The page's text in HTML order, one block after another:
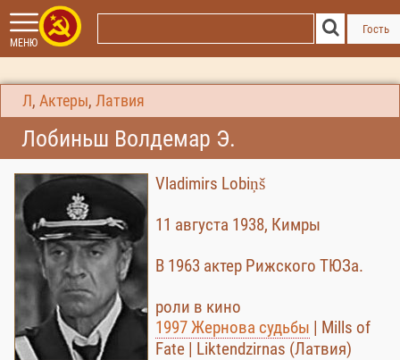
МЕНЮ
Гость
Л , Актеры, Латвия
Лобиньш Волдемар Э.
Vladimirs Lobiņš
11 августа 1938, Кимры
В 1963 актер Рижского ТЮЗа.
роли в кино
1997 Жернова судьбы | Mills of
Fate | Liktendzirnas (Латвия)